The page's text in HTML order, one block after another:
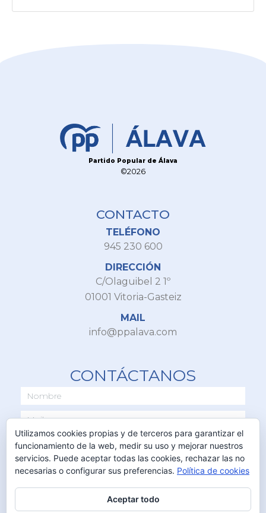
Partido Popular de Álava
©2026
CONTACTO
TELÉFONO
945 230 600
DIRECCIÓN
C/Olaguibel 2 1º
01001 Vitoria-Gasteiz
MAIL
info@ppalava.com
CONTÁCTANOS
ENVIAR
Utilizamos cookies propias y de terceros para garantizar el
funcionamiento de la web, medir su uso y mejorar nuestros
servicios. Puede aceptar todas las cookies, rechazar las no
necesarias o configurar sus preferencias. Política de cookies
Aceptar todo